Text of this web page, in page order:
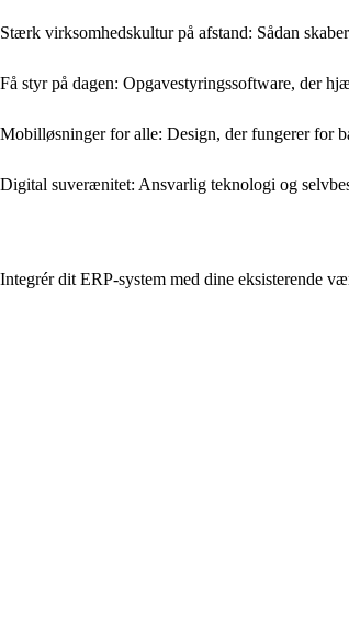
Stærk virksomhedskultur på afstand: Sådan
Få styr på dagen: Opgavestyringssoftware, der
Mobil­løsninger for alle: Design, der fungerer for
Digital suverænitet: Ansvarlig teknologi og
Integrér dit ERP-system med dine eksisterende